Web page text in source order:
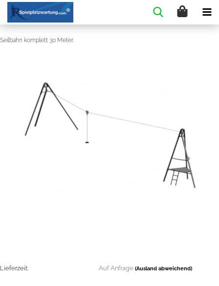
Seilbahn komplett 30 Meter.
Lieferzeit: Auf Anfrage (Ausland abweichend)